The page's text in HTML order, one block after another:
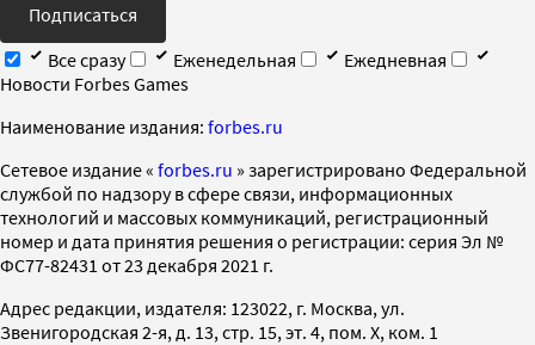
Подписаться
Все сразу
Еженедельная
Ежедневная
Новости Forbes Games
Наименование издания: forbes.ru
Cетевое издание « forbes.ru » зарегистрировано Федеральной
службой по надзору в сфере связи, информационных
технологий и массовых коммуникаций, регистрационный
номер и дата принятия решения о регистрации: серия Эл №
ФС77-82431 от 23 декабря 2021 г.
Адрес редакции, издателя: 123022, г. Москва, ул.
Звенигородская 2-я, д. 13, стр. 15, эт. 4, пом. X, ком. 1